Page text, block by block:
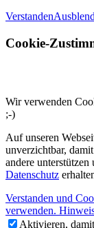
Verstanden
Cookie-
Wir verwenden
;-)
Auf unseren
unverzichtbar,
andere
Datenschutz
Verstanden und
verwenden.
Aktivieren,